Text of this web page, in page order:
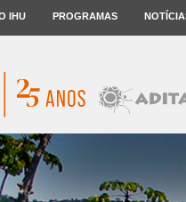
IHU PROGRAMAS